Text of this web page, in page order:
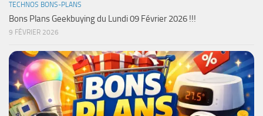
TECHNOS BONS-PLANS
Bons Plans Geekbuying du Lundi 09 Février 2026 !!!
9 FÉVRIER 2026